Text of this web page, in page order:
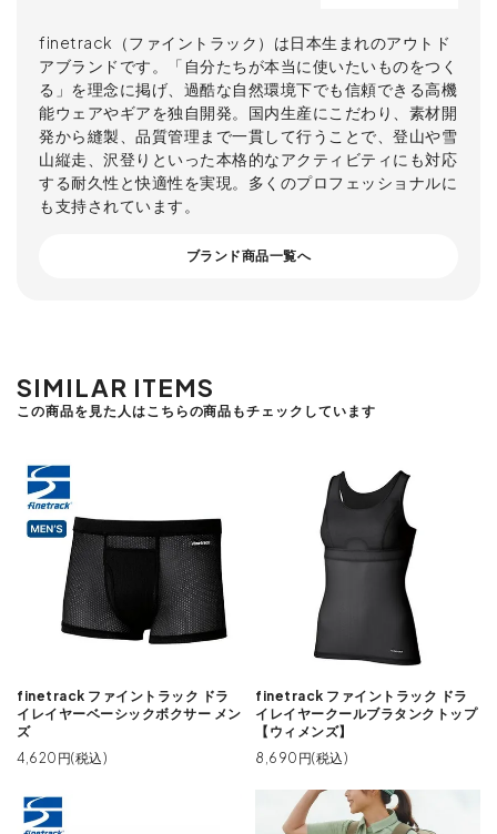
finetrack（ファイントラック）は日本生まれのアウトド
アブランドです。「自分たちが本当に使いたいものをつく
る」を理念に掲げ、過酷な自然環境下でも信頼できる高機
能ウェアやギアを独自開発。国内生産にこだわり、素材開
発から縫製、品質管理まで一貫して行うことで、登山や雪
山縦走、沢登りといった本格的なアクティビティにも対応
する耐久性と快適性を実現。多くのプロフェッショナルに
も支持されています。
ブランド商品一覧へ
SIMILAR ITEMS
この商品を見た人はこちらの商品もチェックしています
finetrack ファイントラック ドラ
イレイヤーベーシックボクサー メン
ズ
4,620円(税込)
finetrack ファイントラック ドラ
イレイヤークールブラタンクトップ
【ウィメンズ】
8,690円(税込)